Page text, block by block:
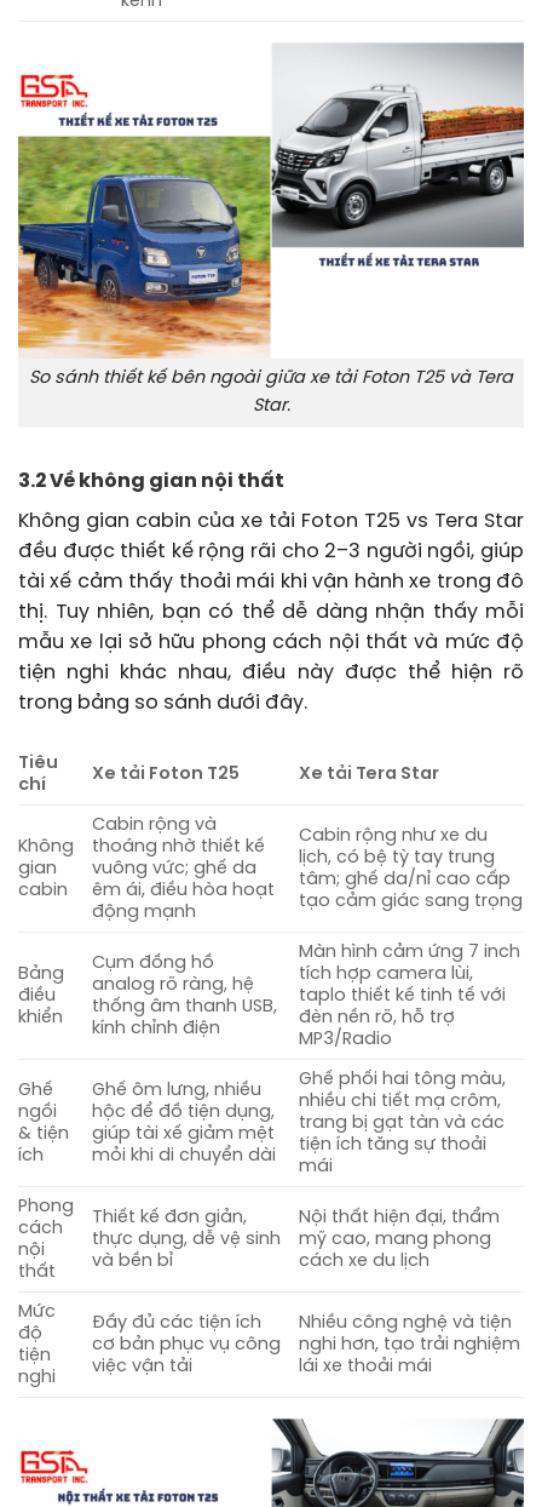
So sánh thiết kế bên ngoài giữa xe tải Foton T25 và Tera
Star.
3.2 Về không gian nội thất
Không gian cabin của xe tải Foton T25 vs Tera Star
đều được thiết kế rộng rãi cho 2–3 người ngồi, giúp
tài xế cảm thấy thoải mái khi vận hành xe trong đô
thị. Tuy nhiên, bạn có thể dễ dàng nhận thấy mỗi
mẫu xe lại sở hữu phong cách nội thất và mức độ
tiện nghi khác nhau, điều này được thể hiện rõ
trong bảng so sánh dưới đây.
Tiêu
chí
Xe tải Foton T25 Xe tải Tera Star
Không
gian
cabin
Cabin rộng và
thoáng nhờ thiết kế
vuông vức; ghế da
êm ái, điều hòa hoạt
động mạnh
Cabin rộng như xe du
lịch, có bệ tỳ tay trung
tâm; ghế da/nỉ cao cấp
tạo cảm giác sang trọng
Bảng
điều
khiển
Cụm đồng hồ
analog rõ ràng, hệ
thống âm thanh USB,
kính chỉnh điện
Màn hình cảm ứng 7 inch
tích hợp camera lùi,
taplo thiết kế tinh tế với
đèn nền rõ, hỗ trợ
MP3/Radio
Ghế
ngồi
& tiện
ích
Ghế ôm lưng, nhiều
hộc để đồ tiện dụng,
giúp tài xế giảm mệt
mỏi khi di chuyển dài
Ghế phối hai tông màu,
nhiều chi tiết mạ crôm,
trang bị gạt tàn và các
tiện ích tăng sự thoải
mái
Phong
cách
nội
thất
Thiết kế đơn giản,
thực dụng, dễ vệ sinh
và bền bỉ
Nội thất hiện đại, thẩm
mỹ cao, mang phong
cách xe du lịch
Mức
độ
tiện
nghi
Đầy đủ các tiện ích
cơ bản phục vụ công
việc vận tải
Nhiều công nghệ và tiện
nghi hơn, tạo trải nghiệm
lái xe thoải mái